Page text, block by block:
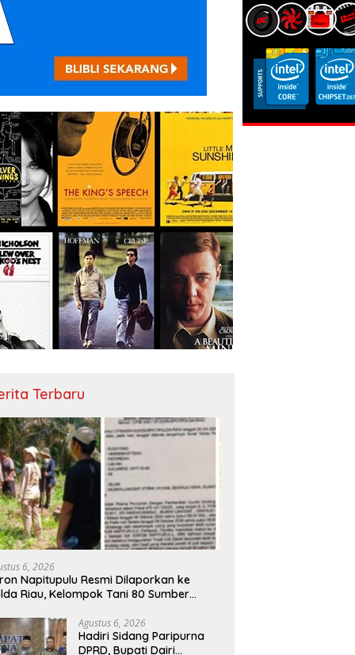
Terbaru
6, 2026
Napitupulu Resmi Dilaporkan ke
Riau, Kelompok Tani 80 Sumber
Agustus 6, 2026
Hadiri Sidang Paripurna
DPRD, Bupati Dairi